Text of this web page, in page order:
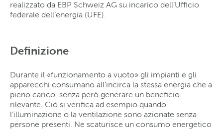
realizzato da EBP Schweiz AG su incarico dell’Ufficio
federale dell’energia (UFE).
Definizione
Durante il «funzionamento a vuoto» gli impianti e gli
apparecchi consumano all’incirca la stessa energia che a
pieno carico, senza però generare un beneficio
rilevante. Ciò si verifica ad esempio quando
l’illuminazione o la ventilazione sono azionate senza
persone presenti. Ne scaturisce un consumo energetico